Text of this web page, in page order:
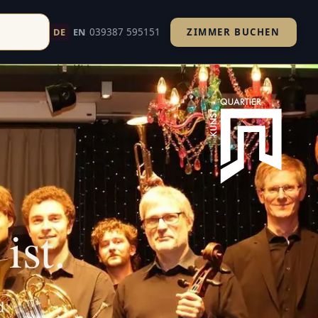
DE EN 039387 595151 ZIMMER BUCHEN
um Havelberg. Ihr Kultururlaub an Elbe und Havel.